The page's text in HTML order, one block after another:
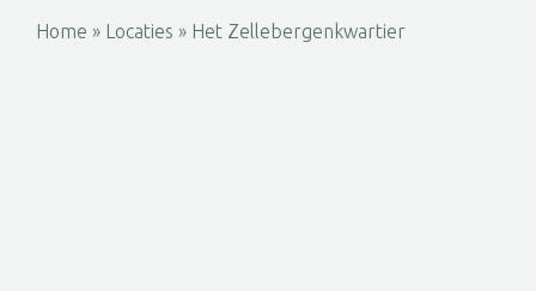
Home » Locaties » Het Zellebergenkwartier